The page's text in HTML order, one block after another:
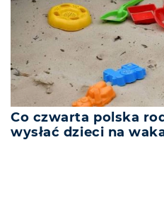
Co czwarta polska
wysłać dzieci na